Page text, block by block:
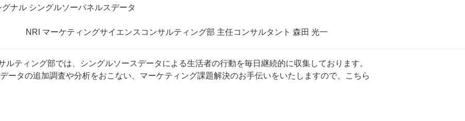
グナル シングルソーパネルスデータ
NRI マーケティングサイエンスコンサルティング部 主任コンサルタント 森田 光一
ルティング部では、シングルソースデータによる生活者の行動を毎日継続的に収集しております。
ータの追加調査や分析をおこない、マーケティング課題解決のお手伝いをいたしますので、
こちら